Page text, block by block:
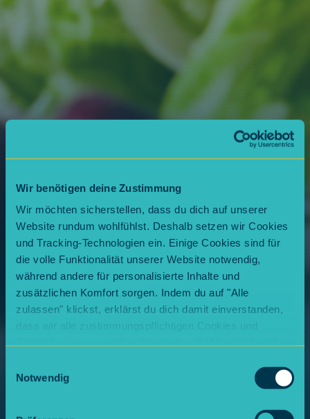
Wir benötigen deine Zustimmung
Wir möchten sicherstellen, dass du dich auf unserer
Website rundum wohlfühlst. Deshalb setzen wir Cookies
und Tracking-Technologien ein. Einige Cookies sind für
die volle Funktionalität unserer Website notwendig,
während andere für personalisierte Inhalte und
zusätzlichen Komfort sorgen. Indem du auf "Alle
zulassen" klickst, erklärst du dich damit einverstanden,
dass wir alle zustimmungspflichtigen Cookies und
Natürlich kannst du deine Entscheidung jederzeit
Notwendig